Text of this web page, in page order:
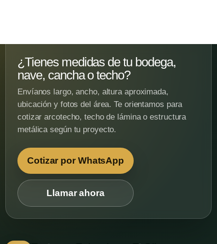
¿Tienes medidas de tu bodega,
nave, cancha o techo?
Envíanos largo, ancho, altura aproximada,
ubicación y fotos del área. Te orientamos para
cotizar arcotecho, techo de lámina o estructura
metálica según tu proyecto.
Cotizar por WhatsApp
Llamar ahora